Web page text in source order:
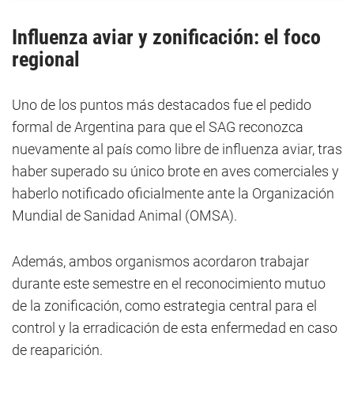
Influenza aviar y zonificación: el foco
regional
Uno de los puntos más destacados fue el pedido
formal de Argentina para que el SAG reconozca
nuevamente al país como libre de influenza aviar, tras
haber superado su único brote en aves comerciales y
haberlo notificado oficialmente ante la Organización
Mundial de Sanidad Animal (OMSA).
Además, ambos organismos acordaron trabajar
durante este semestre en el reconocimiento mutuo
de la zonificación, como estrategia central para el
control y la erradicación de esta enfermedad en caso
de reaparición.